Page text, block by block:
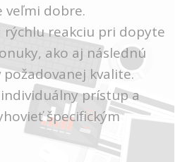
veľmi dobre.
rýchlu reakciu pri dopyte
ako aj následnú
kvalite.
prístup a
špecifickým